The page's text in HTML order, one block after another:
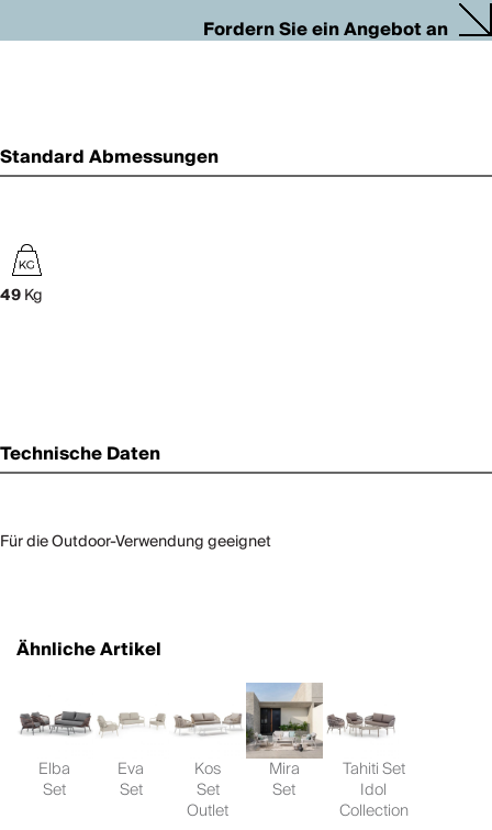
Fordern Sie ein Angebot an
Standard Abmessungen
49Kg
Technische Daten
Für die Outdoor-Verwendung geeignet
Ähnliche Artikel
Elba
Set
Eva
Set
Kos
Set
Outlet
Mira
Set
Tahiti Set
Idol
Collection